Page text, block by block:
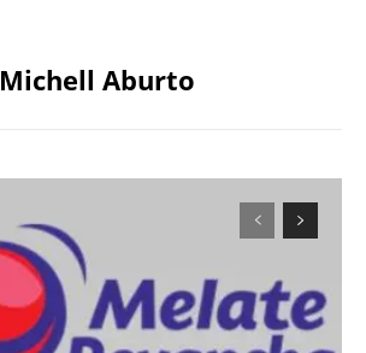
Michell Aburto